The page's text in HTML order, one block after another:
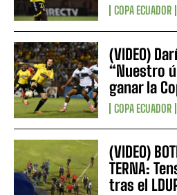
COPA ECUADOR
(VIDEO)
“Nuestro
ganar la
COPA ECUADOR
(VIDEO)
TERNA:
tras el